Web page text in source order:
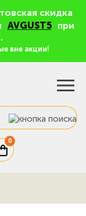
скидка
AVGUST5
при
вне акции!
0